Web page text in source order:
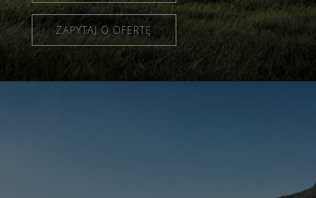
ZAPYTAJ O OFERTĘ